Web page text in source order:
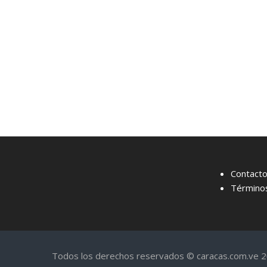
Contacto
Todos los derechos reservados © caracas.com.ve